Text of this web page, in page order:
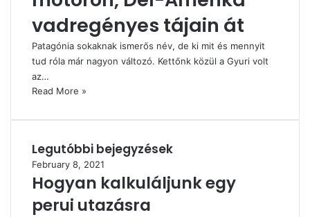
vadregényes tájain át
Patagónia sokaknak ismerős név, de ki mit és mennyit
tud róla már nagyon változó. Kettőnk közül a Gyuri volt
az…
Read More »
Legutóbbi bejegyzések
February 8, 2021
Hogyan kalkuláljunk egy
perui utazásra